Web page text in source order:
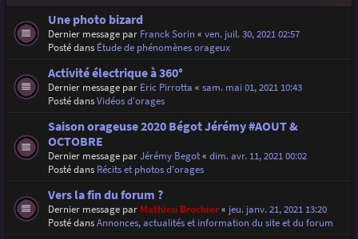
h
Une photo bizard
Dernier message par Franck Sorin« ven. juil. 30, 2021 02:57
Posté dans Étude de phénomènes orageux
Activité électrique à 360°
Dernier message par Eric Pirrotta « sam. mai 01, 2021 10:43
Posté dansVidéos d'orages
Saison orageuse 2020 Bégot Jérémy #AOUT &
OCTOBRE
Dernier message parJérémy Begot« dim. avr. 11, 2021 00:02
Posté dans Récits et photos d'orages
Vers la fin du forum ?
Dernier message par Mathieu Brochier« jeu. janv. 21, 2021 13:20
Posté dansAnnonces, actualités et information du site et du forum